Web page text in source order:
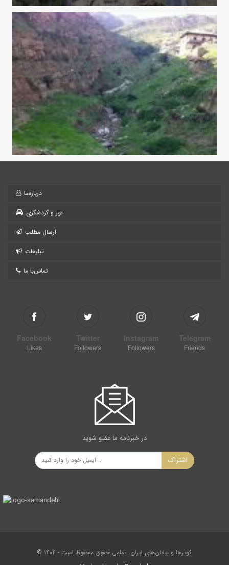
درباره‌ما
تور و گردشگری
ارسال مطلب
تبلیغات
تماس‌با ما
Facebook
Likes
Twitter
Followers
Instagram
Followers
Telegram
Friends
در خبرنامه ما عضو شوید
اشتراک
© ۱۴۰۴ - کویرها و بیابان‌های ایران. تمامی حقوق محفوظ است.